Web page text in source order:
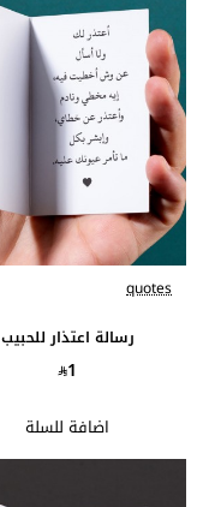
quotes
رسالة اعتذار للحبيب
1
اضافة للسلة